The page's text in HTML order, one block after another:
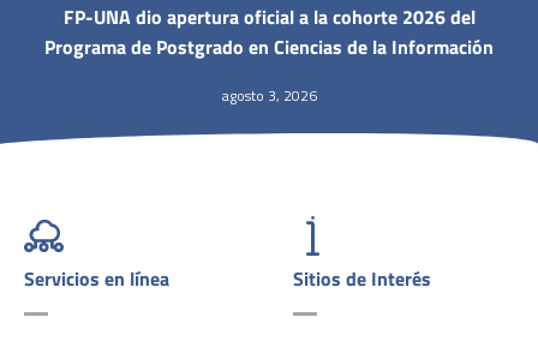
FP-UNA dio apertura oficial a la cohorte 2026 del
Programa de Postgrado en Ciencias de la Información
agosto 3, 2026
Servicios en línea Sitios de Interés